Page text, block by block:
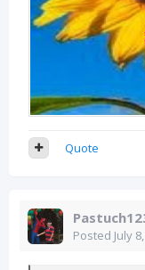
Quote
Posted July